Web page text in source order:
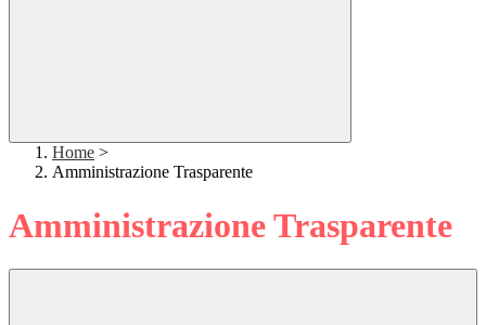
Home >
Amministrazione Trasparente
Amministrazione Trasparente